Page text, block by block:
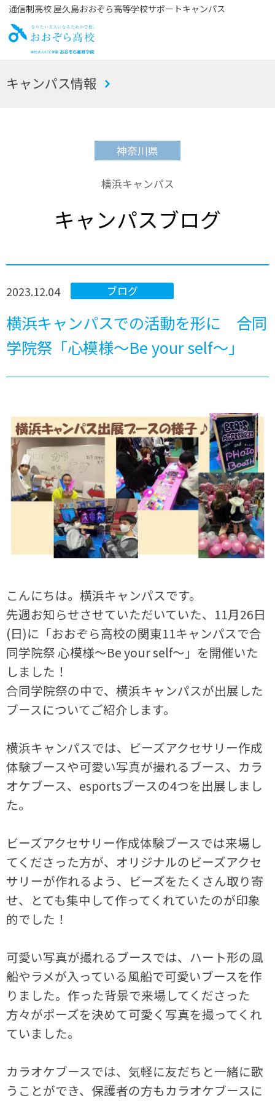
通信制高校 屋久島おおぞら高等学校サポートキャンパス
お
キャンパス情報
神奈川県
横浜キャンパス
キャンパスブログ
ブログ
2023.12.04
横浜キャンパスでの活動を形に 合同
学院祭「心模様～Be your self～」
こんにちは。横浜キャンパスです。
先週お知らせさせていただいていた、11月26日
(日)に「おおぞら高校の関東11キャンパスで合
同学院祭 心模様～Be your self～」を開催いた
しました！
合同学院祭の中で、横浜キャンパスが出展した
ブースについてご紹介します。
横浜キャンパスでは、ビーズアクセサリー作成
体験ブースや可愛い写真が撮れるブース、カラ
オケブース、esportsブースの4つを出展しまし
た。
ビーズアクセサリー作成体験ブースでは来場し
てくださった方が、オリジナルのビーズアクセ
サリーが作れるよう、ビーズをたくさん取り寄
せ、とても集中して作ってくれていたのが印象
的でした！
可愛い写真が撮れるブースでは、ハート形の風
船やラメが入っている風船で可愛いブースを作
りました。作った背景で来場してくださった
方々がポーズを決めて可愛く写真を撮ってくれ
ていました。
カラオケブースでは、気軽に友だちと一緒に歌
うことができ、保護者の方もカラオケブースに